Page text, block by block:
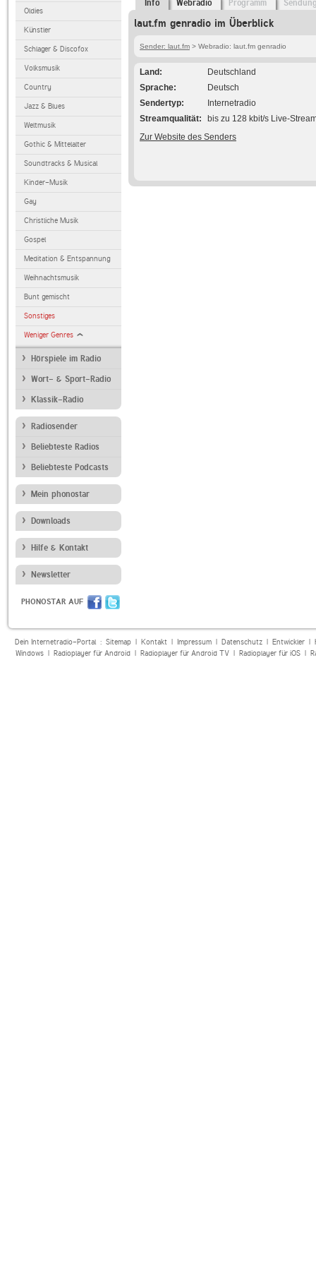
Oldies
Künstler
Schlager & Discofox
Volksmusik
Country
Jazz & Blues
Weltmusik
Gothic & Mittelalter
Soundtracks & Musical
Kinder-Musik
Gay
Christliche Musik
Gospel
Meditation & Entspannung
Weihnachtsmusik
Bunt gemischt
Sonstiges
Weniger Genres
Hörspiele im Radio
Wort- & Sport-Radio
Klassik-Radio
Radiosender
Beliebteste Radios
Beliebteste Podcasts
Mein phonostar
Downloads
Hilfe & Kontakt
Newsletter
PHONOSTAR AUF
Info Webradio Programm
laut.fm genradio im Überblick
Sender: laut.fm > Webradio: laut.fm genradio
Land
Deutschland
Sprache
Deutsch
Sendertyp
Internetradio
Streamqualität
bis zu 128 kbit/s Live-
Zur Website des Senders
Dein Internetradio-Portal : Sitemap| Kontakt| Impressum| Datenschutz| Entwickler|
Windows| Radioplayer für Android| Radioplayer für Android TV| Radioplayer für iOS|